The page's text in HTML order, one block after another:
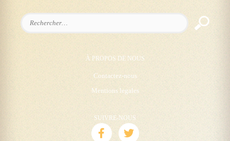
Rechercher :
À PROPOS DE NOUS
Contactez-nous
Mentions legales
SUIVRE-NOUS